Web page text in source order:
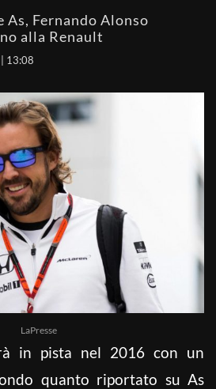
As, Fernando Alonso
alla Renault
13:08
LaPresse
in pista nel 2016 con un
quanto riportato su As